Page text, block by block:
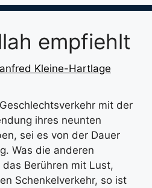
empfiehlt
Kleine-Hartlage
mit der
ihres neunten
sei es von der Dauer
Was die anderen
Berühren mit Lust,
Schenkelverkehr, so ist